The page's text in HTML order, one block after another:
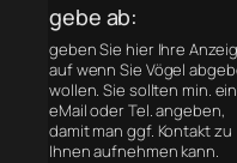
gebe ab:
geben Sie hier Ihre
auf wenn Sie Vögel
wollen. Sie sollten min.
eMail oder Tel. angeben,
damit man ggf. Kontakt zu
Ihnen aufnehmen kann.